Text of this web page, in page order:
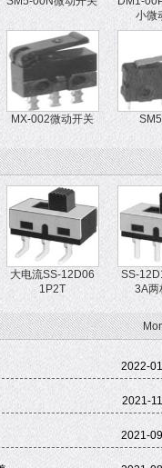
小微
MX-002微动开关
大电流SS-12D06
1P2T
SS-
3A两
2022-
2021-
2021-